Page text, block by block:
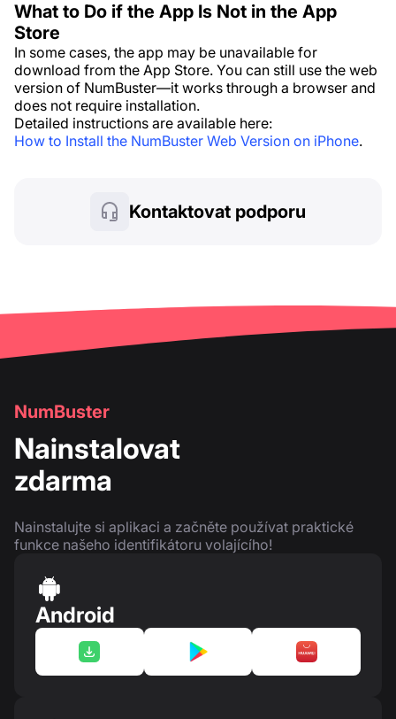
What to Do if the App Is Not in the App
Store
In some cases, the app may be unavailable for
download from the App Store. You can still use the web
version of NumBuster—it works through a browser and
does not require installation.
Detailed instructions are available here:
How to Install the NumBuster Web Version on iPhone.
Kontaktovat podporu
NumBuster
Nainstalovat
zdarma
Nainstalujte si aplikaci a začněte používat praktické
funkce našeho identifikátoru volajícího!
Android